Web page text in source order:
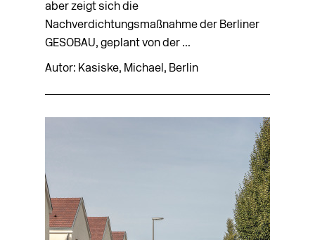
aber zeigt sich die
Nachverdichtungsmaßnahme der Berliner
GESOBAU, geplant von der ...
Autor: Kasiske, Michael, Berlin